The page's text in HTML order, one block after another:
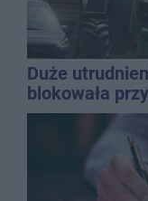
Duże
blokowała